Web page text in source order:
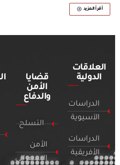
أقرأ المزيد
العلاقات
الدولية
الدراسات
الآسيوية
الدراسات
الأفريقية
قضايا
الأمن
والدفاع
التسلح
الأمن
السيبراني